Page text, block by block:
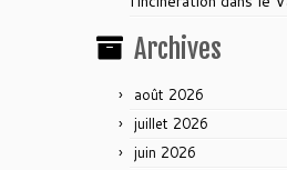
Archives
août 2026
juillet 2026
juin 2026